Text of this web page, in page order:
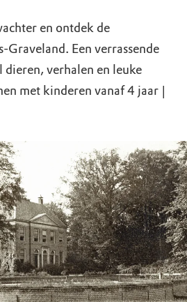
en ontdek de
Graveland. Een verrassende
verhalen en leuke
met kinderen vanaf 4 jaar |